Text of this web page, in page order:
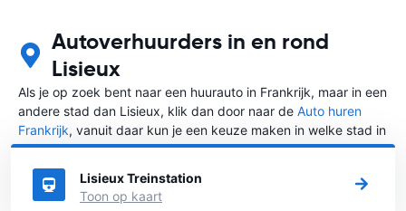
Autoverhuurders in en rond
Lisieux
Als je op zoek bent naar een huurauto in Frankrijk, maar in een
andere stad dan Lisieux, klik dan door naar de Auto huren
Frankrijk, vanuit daar kun je een keuze maken in welke stad in
Frankrijk je een auto huren wilt.
Lisieux Treinstation
Toon op kaart